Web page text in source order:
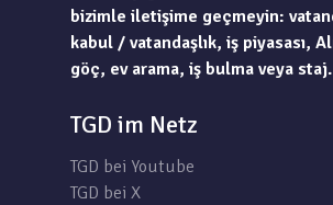
bizimle iletişime geçmeyin:
kabul / vatandaşlık, iş piyasası,
göç, ev arama, iş bulma veya staj.
TGD im Netz
TGD bei Youtube
TGD bei X